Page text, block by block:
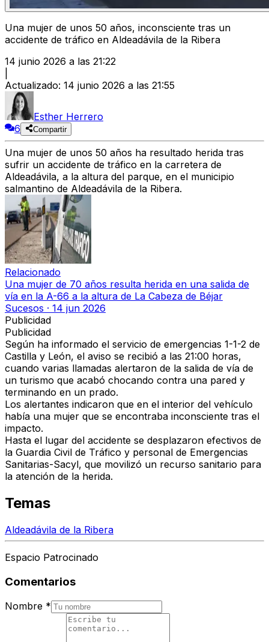
Una mujer de unos 50 años, inconsciente tras un
accidente de tráfico en Aldeadávila de la Ribera
14 junio 2026 a las 21:22
Actualizado: 14 junio 2026 a las 21:55
Esther Herrero
6
Compartir
Una mujer de unos 50 años ha resultado herida tras
sufrir un accidente de tráfico en la carretera de
Aldeadávila, a la altura del parque, en el municipio
salmantino de Aldeadávila de la Ribera.
Relacionado
Una mujer de 70 años resulta herida en una salida de
vía en la A-66 a la altura de La Cabeza de Béjar
Sucesos · 14 jun 2026
Publicidad
Publicidad
Según ha informado el servicio de emergencias 1-1-2 de
Castilla y León, el aviso se recibió a las 21:00 horas,
cuando varias llamadas alertaron de la salida de vía de
un turismo que acabó chocando contra una pared y
terminando en un prado.
Los alertantes indicaron que en el interior del vehículo
había una mujer que se encontraba inconsciente tras el
impacto.
Hasta el lugar del accidente se desplazaron efectivos de
la Guardia Civil de Tráfico y personal de Emergencias
Sanitarias-Sacyl, que movilizó un recurso sanitario para
la atención de la herida.
Temas
Aldeadávila de la Ribera
Espacio Patrocinado
Comentarios
Nombre *